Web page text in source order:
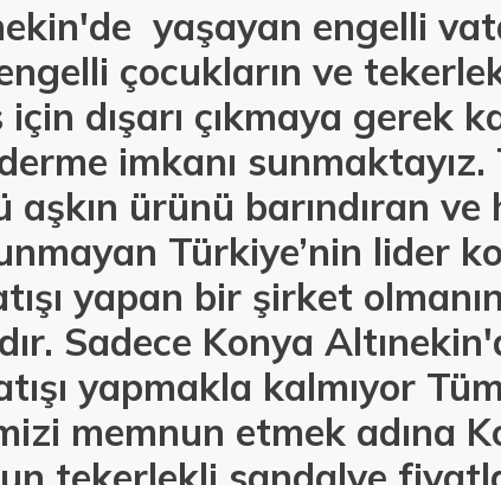
yaşayan engelli
çocukların ve
dışarı çıkmaya gerek
imkanı
aşkın ürünü barındıran
Türkiye’nin lider
yapan bir şirket
Sadece Konya
yapmakla kalmıyor
memnun etmek adına